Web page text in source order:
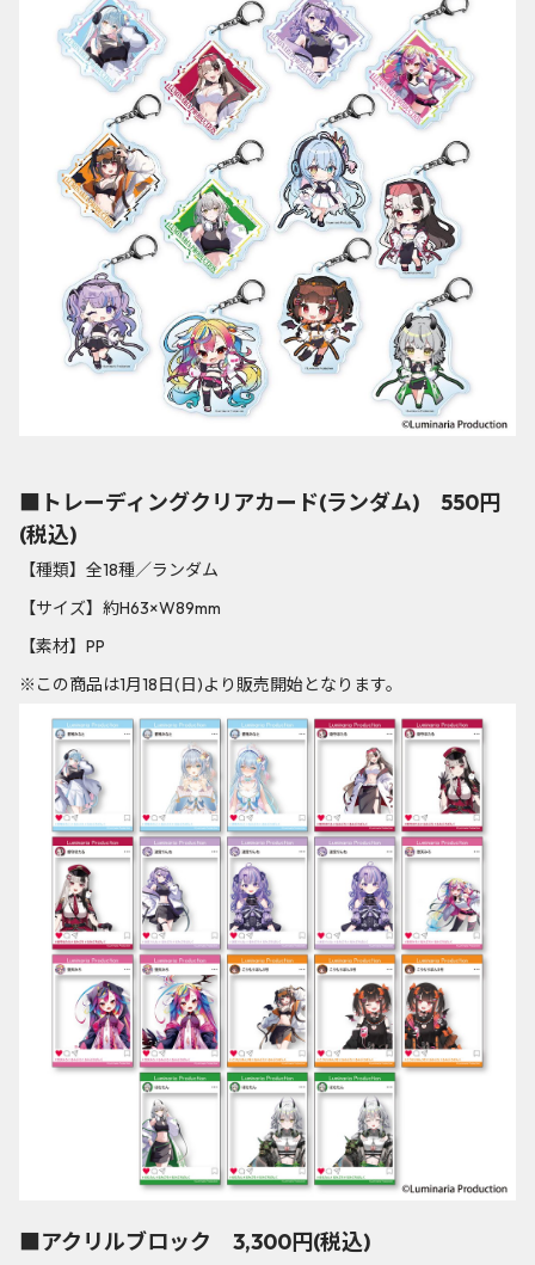
■トレーディングクリアカード(ランダム) 550円
(税込)
【種類】全18種／ランダム
【サイズ】約H63×W89mm
【素材】PP
※この商品は1月18日(日)より販売開始となります。
■アクリルブロック 3,300円(税込)